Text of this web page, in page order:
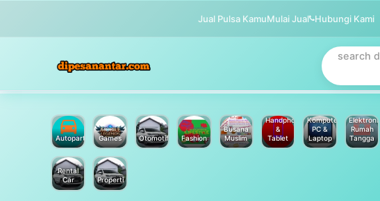
Jual Pulsa KamuMulai Jual Hubungi Kami
Autoparts Games Otomotif Fashion
Busana
Muslim
Handphone
&
Tablet
Komputer
PC &
Laptop
Elektronik
Rumah
Tangga
Rental
Car
Properti